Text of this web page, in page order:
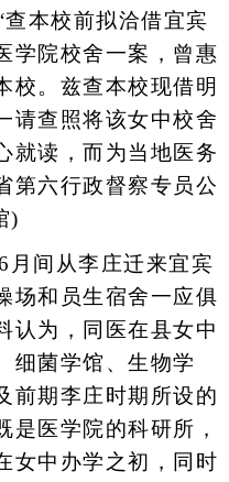
本校前拟洽借宜宾
学院校舍一案，曾惠
校。兹查本校现借明
请查照将该女中校舍
就读，而为当地医务
第六行政督察专员公
)
间从李庄迁来宜宾
场和员生宿舍一应俱
认为，同医在县女中
细菌学馆、生物学
前期李庄时期所设的
是医学院的科研所，
女中办学之初，同时